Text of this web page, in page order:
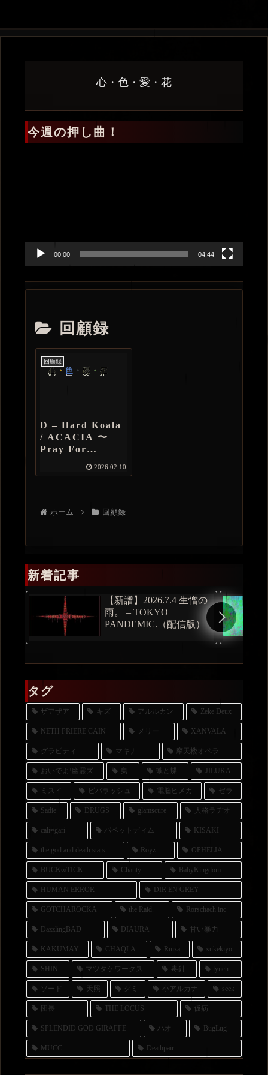
心・色・愛・花
今週の押し曲！
00:00 04:44
回顧録
回顧録
D – Hard Koala
/ ACACIA 〜
Pray For
Australia
2026.02.10
ホーム 回顧録
新着記事
【新譜】2026.7.4 生憎の
雨。 – TOKYO
PANDEMIC.（配信版）
タグ
ザアザア キズ アルルカン Zeke Deux
NETH PRIERE CAIN メリー XANVALA
グラビティ マキナ 摩天楼オペラ
おいでよ!幽霊ズ 梟 蛾と蝶 JILUKA
ミスイ ビバラッシュ 電脳ヒメカ ゼラ
Sadie DRUGS glamscure 人格ラヂオ
cali≠gari パペットディム KISAKI
the god and death stars Royz OPHELIA
BUCK∞TICK Chanty BabyKingdom
HUMAN ERROR DIR EN GREY
GOTCHAROCKA the Raid. Rorschach.inc
DazzlingBAD DIAURA 甘い暴力
KAKUMAY CHAQLA. Ruiza sukekiyo
SHIN マツタケワークス 毒針 lynch.
ソード 天照 グミ 小アルカナ seek
団長 THE LOCUS 仮病
SPLENDID GOD GIRAFFE ハオ BugLug
MUCC Deathpair